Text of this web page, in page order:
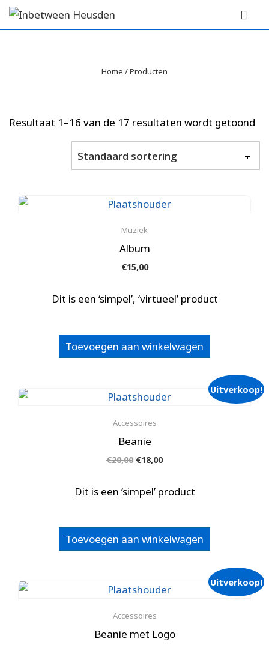
Hoofd
Home / Producten
Resultaat 1–16 van de 17 resultaten wordt getoond
Muziek
Album
€15,00
Dit is een ‘simpel’, ‘virtueel’ product
Toevoegen aan winkelwagen
Uitverkoop!
Accessoires
Beanie
€20,00 Oorspronkelijke
was:
€18,00Huidige
is:
Dit is een ‘simpel’ product
Toevoegen aan winkelwagen
Uitverkoop!
Accessoires
Beanie met Logo